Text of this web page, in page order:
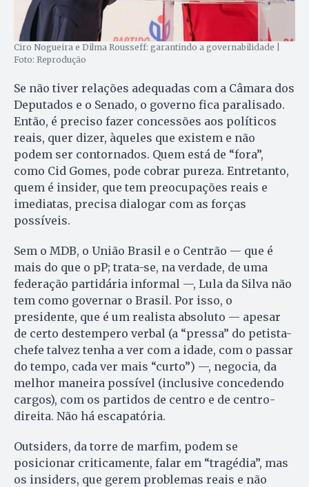
Ciro Nogueira e Dilma Rousseff: garantindo a governabilidade |
Foto: Reprodução
Se não tiver relações adequadas com a Câmara dos
Deputados e o Senado, o governo fica paralisado.
Então, é preciso fazer concessões aos políticos
reais, quer dizer, àqueles que existem e não
podem ser contornados. Quem está de “fora”,
como Cid Gomes, pode cobrar pureza. Entretanto,
quem é insider, que tem preocupações reais e
imediatas, precisa dialogar com as forças
possíveis.
Sem o MDB, o União Brasil e o Centrão — que é
mais do que o pP; trata-se, na verdade, de uma
federação partidária informal —, Lula da Silva não
tem como governar o Brasil. Por isso, o
presidente, que é um realista absoluto — apesar
de certo destempero verbal (a “pressa” do petista-
chefe talvez tenha a ver com a idade, com o passar
do tempo, cada ver mais “curto”) —, negocia, da
melhor maneira possível (inclusive concedendo
cargos), com os partidos de centro e de centro-
direita. Não há escapatória.
Outsiders, da torre de marfim, podem se
posicionar criticamente, falar em “tragédia”, mas
os insiders, que gerem problemas reais e não